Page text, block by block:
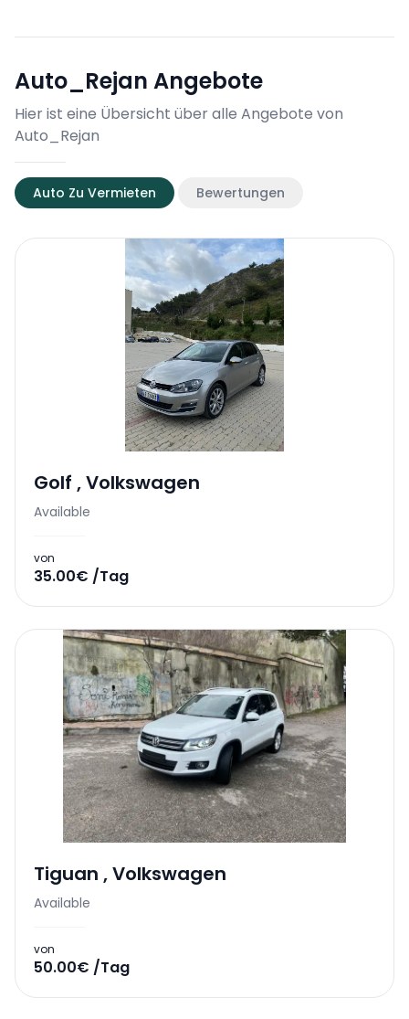
Auto_Rejan Angebote
Hier ist eine Übersicht über alle Angebote von
Auto_Rejan
Auto Zu Vermieten Bewertungen
Golf ,Volkswagen
Available
von
35.00€ /Tag
Tiguan ,Volkswagen
Available
von
50.00€ /Tag